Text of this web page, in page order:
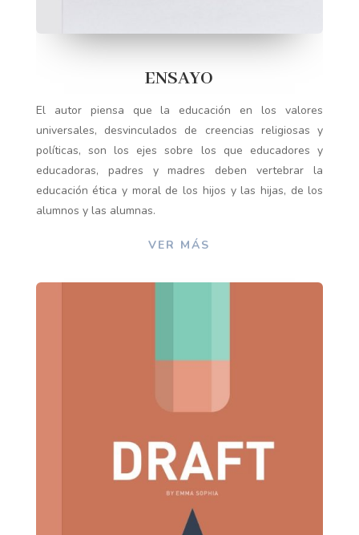
ENSAYO
El autor piensa que la educación en los valores
universales, desvinculados de creencias religiosas y
políticas, son los ejes sobre los que educadores y
educadoras, padres y madres deben vertebrar la
educación ética y moral de los hijos y las hijas, de los
alumnos y las alumnas.
VER MÁS